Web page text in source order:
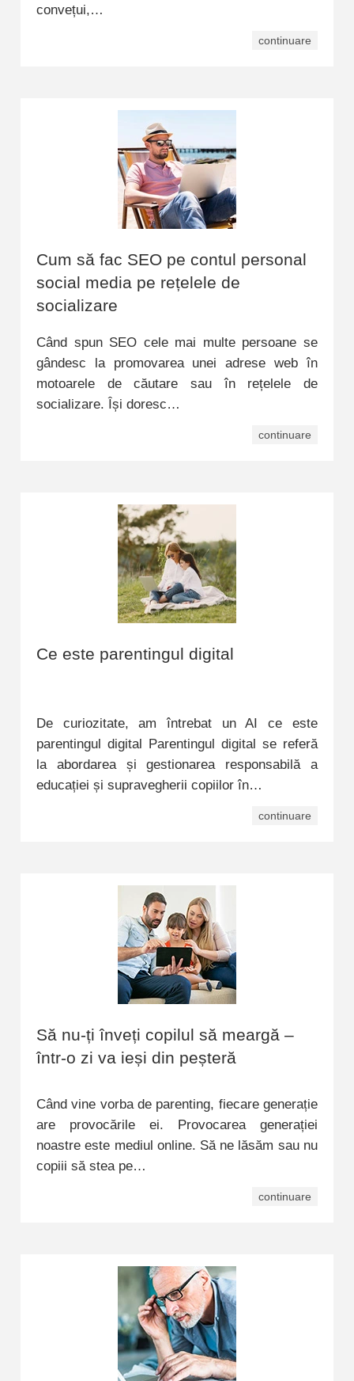
convețui,…
continuare
Cum să fac SEO pe contul personal
social media pe rețelele de
socializare
Când spun SEO cele mai multe persoane se
gândesc la promovarea unei adrese web în
motoarele de căutare sau în rețelele de
socializare. Își doresc…
continuare
Ce este parentingul digital
De curiozitate, am întrebat un AI ce este
parentingul digital Parentingul digital se referă
la abordarea și gestionarea responsabilă a
educației și supravegherii copiilor în…
continuare
Să nu-ți înveți copilul să meargă –
într-o zi va ieși din peșteră
Când vine vorba de parenting, fiecare generație
are provocările ei. Provocarea generației
noastre este mediul online. Să ne lăsăm sau nu
copiii să stea pe…
continuare